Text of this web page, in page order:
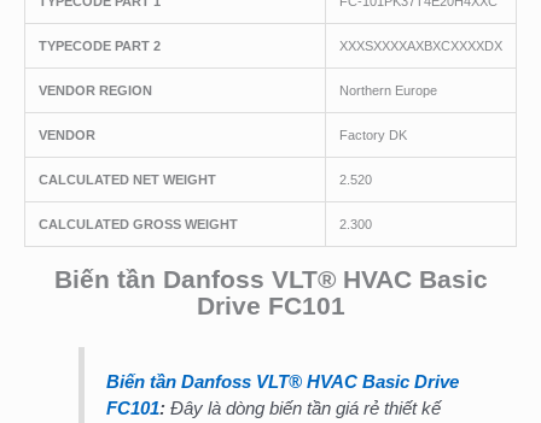
TYPECODE PART 2 XXXSXXXXAXBXCXXXXDX
VENDOR REGION Northern Europe
VENDOR Factory DK
CALCULATED NET WEIGHT 2.520
CALCULATED GROSS WEIGHT 2.300
Biến tần Danfoss VLT® HVAC Basic
Drive FC101
Biến tần Danfoss VLT® HVAC Basic Drive
FC101: Đây là dòng biến tần giá rẻ thiết kế